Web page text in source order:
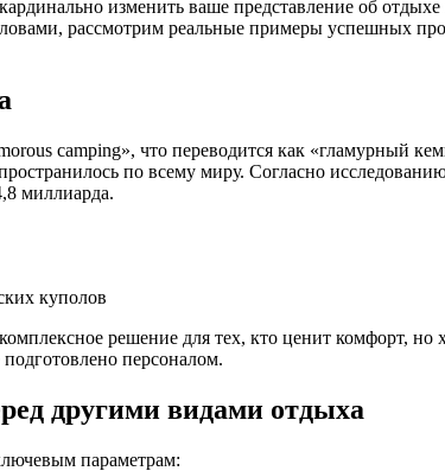
изменить ваше представление об
рассмотрим реальные примеры успешных
camping», что переводится как «гламурный
по всему миру. Согласно
миллиарда.
куполов
решение для тех, кто ценит комфорт,
персоналом.
другими видами отдыха
параметрам: